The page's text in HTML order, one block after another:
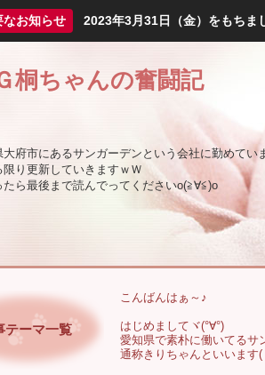
なお知らせ 2023年3月31日（金）をもちま
桐ちゃんの奮闘記
大府市にあるサンガーデンという会社に勤めてい
限り更新していきますｗＷ
たら最後まで読んでってくださいo(≧∀≦)o
こんばんはぁ～♪
はじめましてヾ(°∀°)
愛知県で素朴に働いてるサ
通称きりちゃんといいます
テーマ一覧